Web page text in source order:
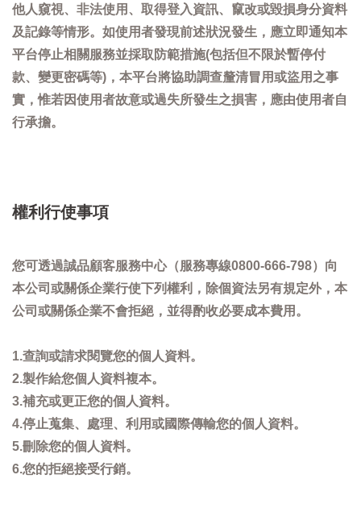
他人窺視、非法使用、取得登入資訊、竄改或毀損身分資料
及記錄等情形。如使用者發現前述狀況發生，應立即通知本
平台停止相關服務並採取防範措施(包括但不限於暫停付
款、變更密碼等)，本平台將協助調查釐清冒用或盜用之事
實，惟若因使用者故意或過失所發生之損害，應由使用者自
行承擔。
權利行使事項
您可透過誠品顧客服務中心（服務專線0800-666-798）向
本公司或關係企業行使下列權利，除個資法另有規定外，本
公司或關係企業不會拒絕，並得酌收必要成本費用。
1.查詢或請求閱覽您的個人資料。
2.製作給您個人資料複本。
3.補充或更正您的個人資料。
4.停止蒐集、處理、利用或國際傳輸您的個人資料。
5.刪除您的個人資料。
6.您的拒絕接受行銷。